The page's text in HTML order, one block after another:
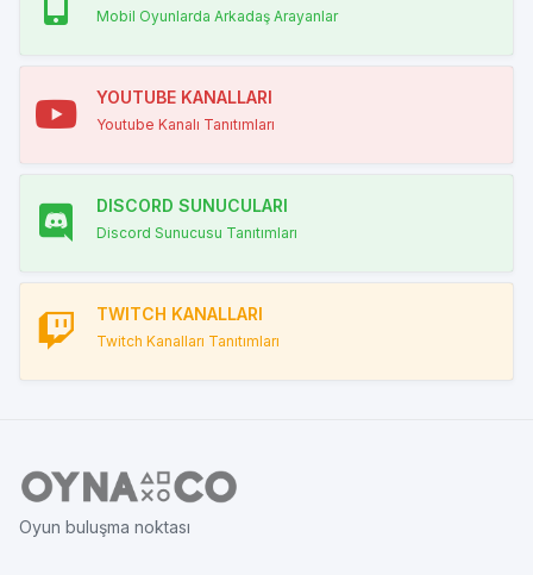
Mobil Oyunlarda Arkadaş Arayanlar
YOUTUBE KANALLARI
Youtube Kanalı Tanıtımları
DISCORD SUNUCULARI
Discord Sunucusu Tanıtımları
TWITCH KANALLARI
Twitch Kanalları Tanıtımları
Oyun buluşma noktası